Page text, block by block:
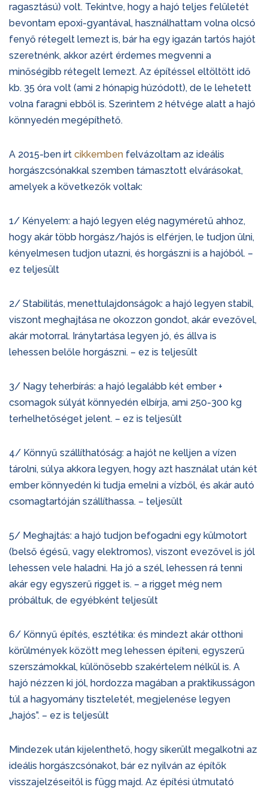
ragasztású) volt. Tekintve, hogy a hajó teljes felületét
bevontam epoxi-gyantával, használhattam volna olcsó
fenyő rétegelt lemezt is, bár ha egy igazán tartós hajót
szeretnénk, akkor azért érdemes megvenni a
minőségibb rétegelt lemezt. Az építéssel eltöltött idő
kb. 35 óra volt (ami 2 hónapig húzódott), de le lehetett
volna faragni ebből is. Szerintem 2 hétvége alatt a hajó
könnyedén megépíthető.
A 2015-ben írt cikkemben felvázoltam az ideális
horgászcsónakkal szemben támasztott elvárásokat,
amelyek a következők voltak:
1/ Kényelem: a hajó legyen elég nagyméretű ahhoz,
hogy akár több horgász/hajós is elférjen, le tudjon ülni,
kényelmesen tudjon utazni, és horgászni is a hajóból. –
ez teljesült
2/ Stabilitás, menettulajdonságok: a hajó legyen stabil,
viszont meghajtása ne okozzon gondot, akár evezővel,
akár motorral. Iránytartása legyen jó, és állva is
lehessen belőle horgászni. – ez is teljesült
3/ Nagy teherbírás: a hajó legalább két ember +
csomagok súlyát könnyedén elbírja, ami 250-300 kg
terhelhetőséget jelent. – ez is teljesült
4/ Könnyű szállíthatóság: a hajót ne kelljen a vízen
tárolni, súlya akkora legyen, hogy azt használat után két
ember könnyedén ki tudja emelni a vízből, és akár autó
csomagtartóján szállíthassa. – teljesült
5/ Meghajtás: a hajó tudjon befogadni egy külmotort
(belső égésű, vagy elektromos), viszont evezővel is jól
lehessen vele haladni. Ha jó a szél, lehessen rá tenni
akár egy egyszerű rigget is. – a rigget még nem
próbáltuk, de egyébként teljesült
6/ Könnyű építés, esztétika: és mindezt akár otthoni
körülmények között meg lehessen építeni, egyszerű
szerszámokkal, különösebb szakértelem nélkül is. A
hajó nézzen ki jól, hordozza magában a praktikusságon
túl a hagyomány tiszteletét, megjelenése legyen
„hajós”. – ez is teljesült
Mindezek után kijelenthető, hogy sikerült megalkotni az
ideális horgászcsónakot, bár ez nyilván az építők
visszajelzéseitől is függ majd. Az építési útmutató